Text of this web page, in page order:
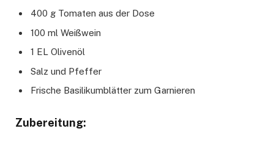
400 g Tomaten aus der Dose
100 ml Weißwein
1 EL Olivenöl
Salz und Pfeffer
Frische Basilikumblätter zum Garnieren
Zubereitung: